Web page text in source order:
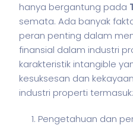
hanya bergantung pada
semata. Ada banyak
peran penting dalam
finansial dalam industri
karakteristik intangible
kesuksesan dan
industri properti termasuk:
Pengetahuan dan